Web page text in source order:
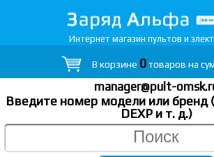
Интернет магазин пультов и
В корзине 0товаров на
manager@pult-
Введите номер модели или бренд
DEXP и т. д.)